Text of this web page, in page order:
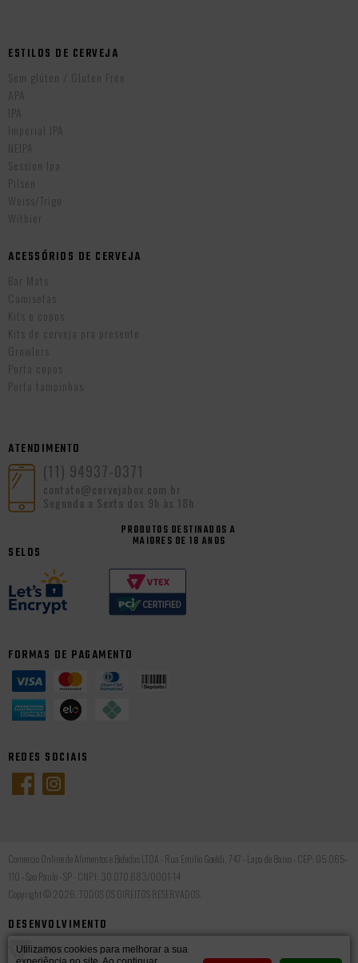
ESTILOS DE CERVEJA
Sem glúten / Gluten Free
APA
IPA
Imperial IPA
NEIPA
Session Ipa
Pilsen
Weiss/Trigo
Witbier
ACESSÓRIOS DE CERVEJA
Bar Mats
Camisetas
Kits e copos
Kits de cerveja pra presente
Growlers
Porta copos
Porta tampinhas
ATENDIMENTO
(11) 94937-0371
contato@cervejabox.com.br
Segunda a Sexta das 9h às 18h
PRODUTOS DESTINADOS A
MAIORES DE 18 ANOS
SELOS
FORMAS DE PAGAMENTO
REDES SOCIAIS
Comercio Online de Alimentos e Bebidas LTDA - Rua Emilio Goeldi, 747 - Lapa de Baixo - CEP: 05.065-
110 - Sao Paulo - SP - CNPJ: 30.070.683/0001-14
Copyright © 2026, TODOS OS DIREITOS RESERVADOS.
DESENVOLVIMENTO
Utilizamos cookies para melhorar a sua